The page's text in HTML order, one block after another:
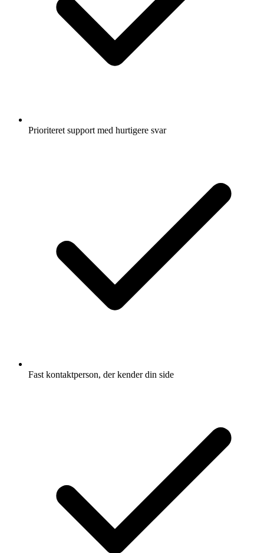
Prioriteret support med hurtigere svar
Fast kontaktperson, der kender din side